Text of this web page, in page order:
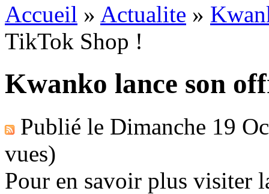
Accueil » Actualite »
TikTok Shop !
Kwanko lance son
Publié le Dimanche 19
vues)
Pour en savoir plus visiter